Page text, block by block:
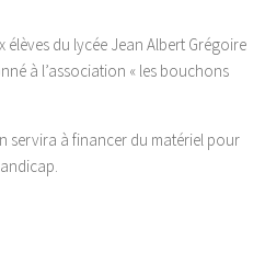
du lycée Jean Albert Grégoire
à l’association « les bouchons
servira à financer du matériel pour